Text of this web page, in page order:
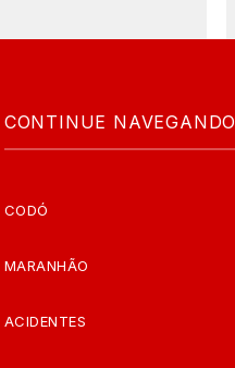
CONTINUE NAVEGANDO
CODÓ
MARANHÃO
ACIDENTES